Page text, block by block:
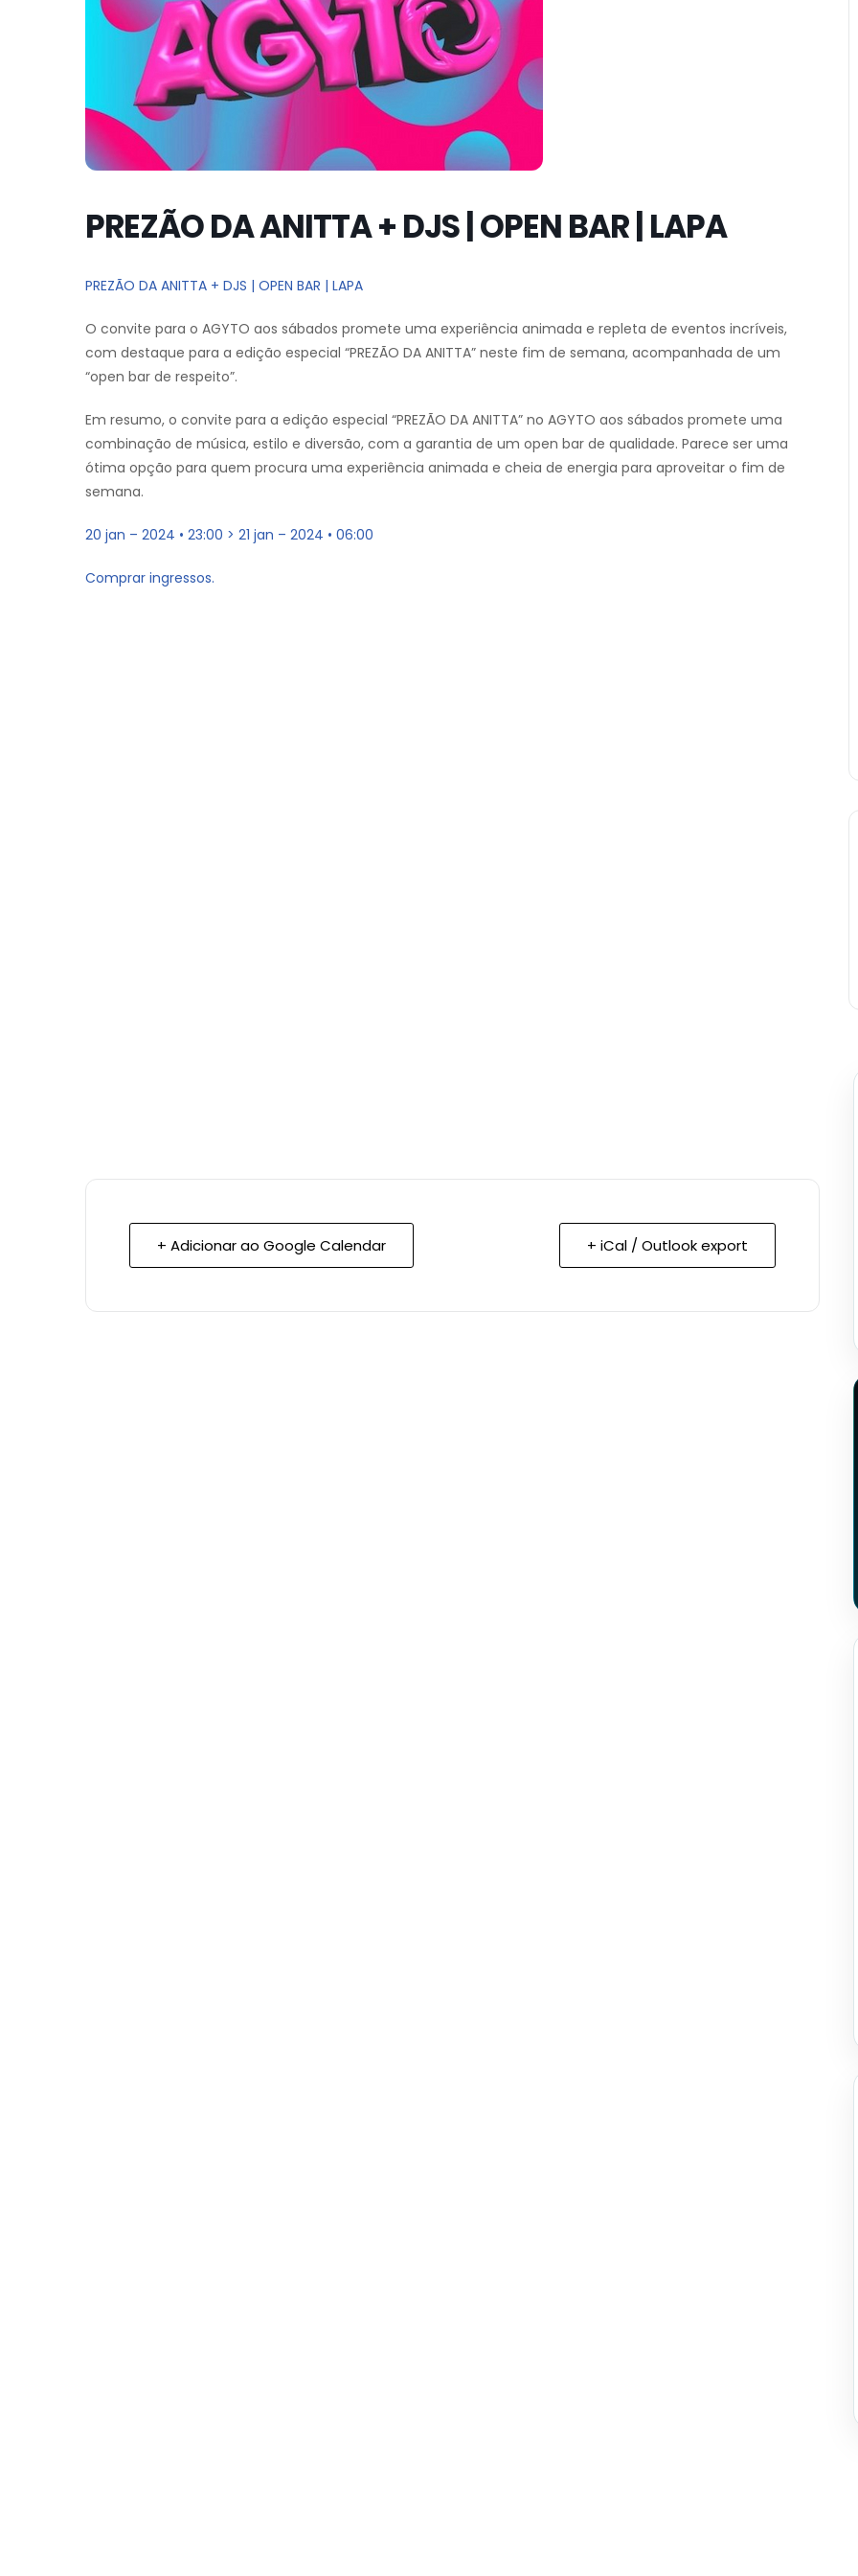
PREZÃO DA ANITTA + DJS | OPEN BAR | LAPA
PREZÃO DA ANITTA + DJS | OPEN BAR | LAPA
O convite para o AGYTO aos sábados promete uma experiência animada e repleta de eventos incríveis,
com destaque para a edição especial “PREZÃO DA ANITTA” neste fim de semana, acompanhada de um
“open bar de respeito”.
Em resumo, o convite para a edição especial “PREZÃO DA ANITTA” no AGYTO aos sábados promete uma
combinação de música, estilo e diversão, com a garantia de um open bar de qualidade. Parece ser uma
ótima opção para quem procura uma experiência animada e cheia de energia para aproveitar o fim de
semana.
20 jan – 2024 • 23:00 > 21 jan – 2024 • 06:00
Comprar ingressos.
+ Adicionar ao Google Calendar + iCal / Outlook export